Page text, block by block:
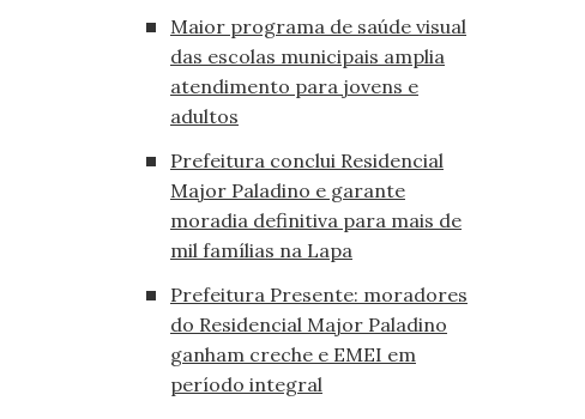
Maior programa de saúde visual
das escolas municipais amplia
atendimento para jovens e
adultos
Prefeitura conclui Residencial
Major Paladino e garante
moradia definitiva para mais de
mil famílias na Lapa
Prefeitura Presente: moradores
do Residencial Major Paladino
ganham creche e EMEI em
período integral